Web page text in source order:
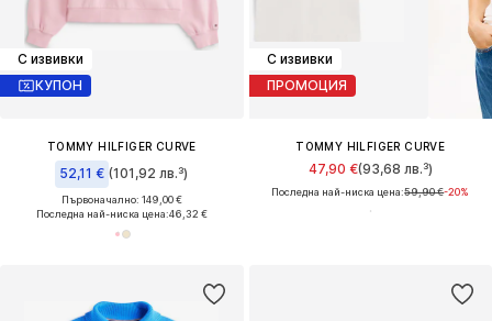
С извивки
КУПОН
TOMMY HILFIGER CURVE
52,11 € (101,92 лв.³)
Първоначално: 149,00 €
Последна най-ниска цена:46,32 €
С извивки
ПРОМОЦИЯ
TOMMY HILFIGER CURVE
47,90 €(93,68 лв.³)
Последна най-ниска цена:59,90 €-20%